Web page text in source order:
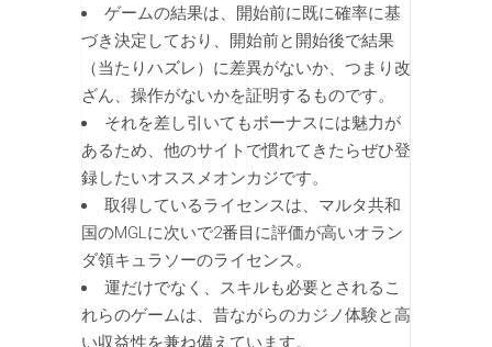
ゲームの結果は、開始前に既に確率に基
づき決定しており、開始前と開始後で結果
（当たりハズレ）に差異がないか、つまり改
ざん、操作がないかを証明するものです。
それを差し引いてもボーナスには魅力が
あるため、他のサイトで慣れてきたらぜひ登
録したいオススメオンカジです。
取得しているライセンスは、マルタ共和
国のMGLに次いで2番目に評価が高いオラン
ダ領キュラソーのライセンス。
運だけでなく、スキルも必要とされるこ
れらのゲームは、昔ながらのカジノ体験と高
い収益性を兼ね備えています。